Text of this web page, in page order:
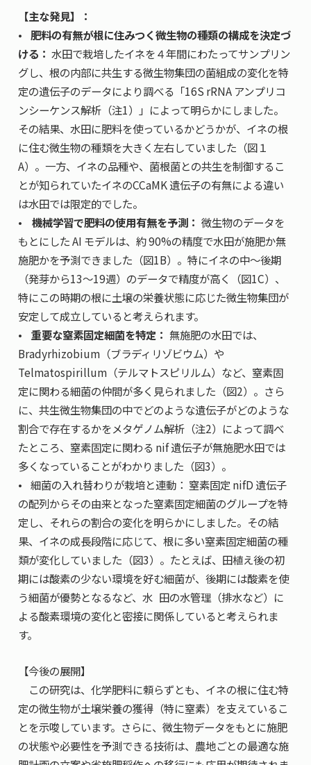
【主な発見】：
• 肥料の有無が根に住みつく微生物の種類の構成を決定づ
ける： 水田で栽培したイネを４年間にわたってサンプリン
グし、根の内部に共生する微生物集団の菌組成の変化を特
定の遺伝子のデータにより調べる「16S rRNA アンプリコ
ンシーケンス解析（注1）」によって明らかにしました。
その結果、水田に肥料を使っているかどうかが、イネの根
に住む微生物の種類を大きく左右していました（図１
A）。一方、イネの品種や、菌根菌との共生を制御するこ
とが知られていたイネのCCaMK 遺伝子の有無による違い
は水田では限定的でした。
•
機械学習で肥料の使用有無を予測：微生物のデータを
もとにした AI モデルは、約 90%の精度で水田が施肥か無
施肥かを予測できました（図1B）。特にイネの中〜後期
（発芽から13〜19週）のデータで精度が高く（図1C）、
特にこの時期の根に土壌の栄養状態に応じた微生物集団が
安定して成立していると考えられます。
•
重要な窒素固定細菌を特定：無施肥の水田では、
Bradyrhizobium （ブラディリゾビウム）や
Telmatospirillum （テルマトスピリルム）など、窒素固
定に関わる細菌の仲間が多く見られました（図2）。さら
に、共生微生物集団の中でどのような遺伝子がどのような
割合で存在するかをメタゲノム解析（注2）によって調べ
たところ、窒素固定に関わる nif遺伝子が無施肥水田では
多くなっていることがわかりました（図3）。
• 細菌の入れ替わりが栽培と連動： 窒素固定 nifD 遺伝子
の配列からその由来となった窒素固定細菌のグループを特
定し、それらの割合の変化を明らかにしました。その結
果、イネの成長段階に応じて、根に多い窒素固定細菌の種
類が変化していました（図3）。たとえば、田植え後の初
期には酸素の少ない環境を好む細菌が、後期には酸素を使
う細菌が優勢となるなど、水 田の水管理（排水など）に
よる酸素環境の変化と密接に関係していると考えられま
す。
【今後の展開】
この研究は、化学肥料に頼らずとも、イネの根に住む特
定の微生物が土壌栄養の獲得（特に窒素）を支えているこ
とを示唆しています。さらに、微生物データをもとに施肥
の状態や必要性を予測できる技術は、農地ごとの最適な施